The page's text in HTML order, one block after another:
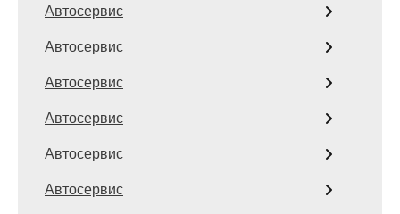
Автосервис
Автосервис
Автосервис
Автосервис
Автосервис
Автосервис